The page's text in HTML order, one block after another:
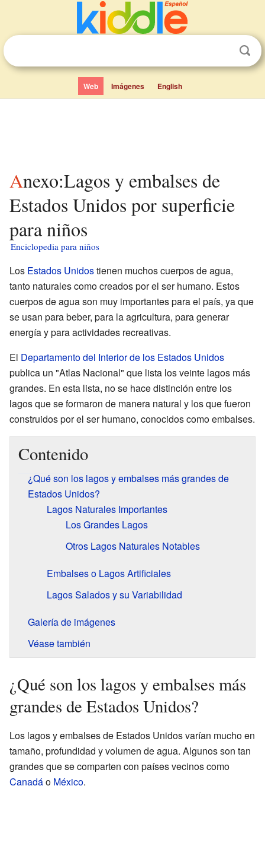
Web Imágenes English
Anexo:Lagos y embalses de
Estados Unidos por superficie
para niños
Enciclopedia para niños
Los Estados Unidostienen muchos cuerpos de agua,
tanto naturales como creados por el ser humano. Estos
cuerpos de agua son muy importantes para el país, ya que
se usan para beber, para la agricultura, para generar
energía y para actividades recreativas.
El Departamento del Interior de los Estados Unidos
publica un "Atlas Nacional" que lista los veinte lagos más
grandes. En esta lista, no se hace distinción entre los
lagos que se formaron de manera natural y los que fueron
construidos por el ser humano, conocidos como embalses.
Contenido
¿Qué son los lagos y embalses más grandes de
Estados Unidos?
Lagos Naturales Importantes
Los Grandes Lagos
Otros Lagos Naturales Notables
Embalses o Lagos Artificiales
Lagos Salados y su Variabilidad
Galería de imágenes
Véase también
¿Qué son los lagos y embalses más
grandes de Estados Unidos?
Los lagos y embalses de Estados Unidos varían mucho en
tamaño, profundidad y volumen de agua. Algunos son tan
grandes que se comparten con países vecinos como
Canadáo México.